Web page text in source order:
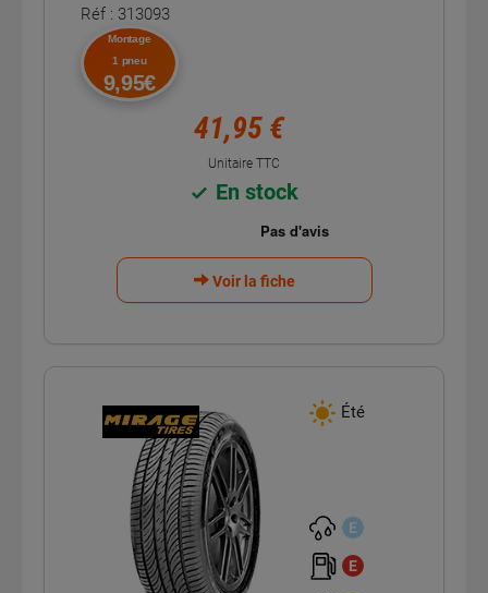
Réf : 313093
Montage
1 pneu
9,95€
41,95 €
Unitaire TTC
En stock
Voir la fiche
Été
E
E